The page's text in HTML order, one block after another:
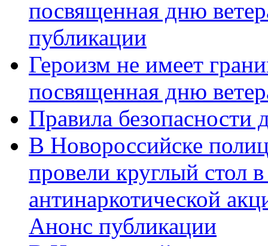
посвященная дню
публикации
Героизм не имеет
посвященная дню
Правила безопасности
В Новороссийске
провели круглый стол
антинаркотической
Анонс публикации